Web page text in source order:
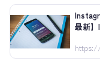
最新